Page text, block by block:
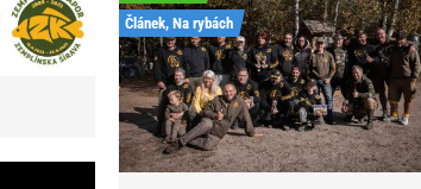
Článek, Na rybách